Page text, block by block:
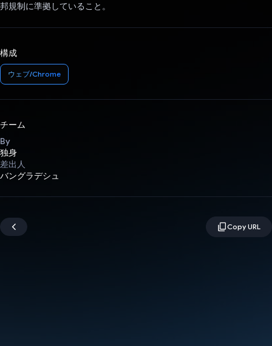
邦規制に準拠していること。
構成
ウェブ/Chrome
チーム
By
独身
差出人
バングラデシュ